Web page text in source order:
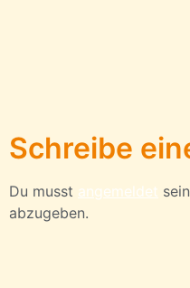
Schreibe
Du musst angemeldet
abzugeben.